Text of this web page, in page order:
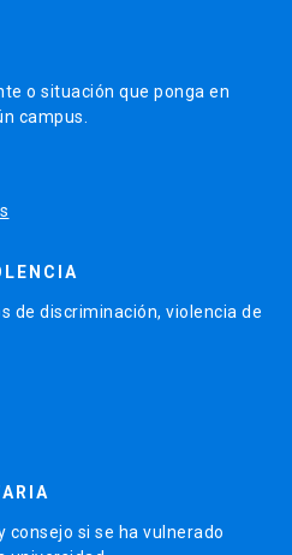
o situación que ponga en
campus.
de discriminación, violencia de
si se ha vulnerado